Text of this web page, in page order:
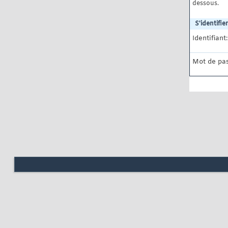
dessous.
S'identifier
Identifiant:
Mot de